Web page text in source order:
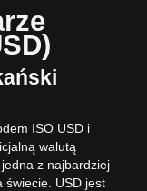
w obiegu
godzin wolumen
wolumen
na
ISO USD i
walutą
z najbardziej
świecie. USD jest